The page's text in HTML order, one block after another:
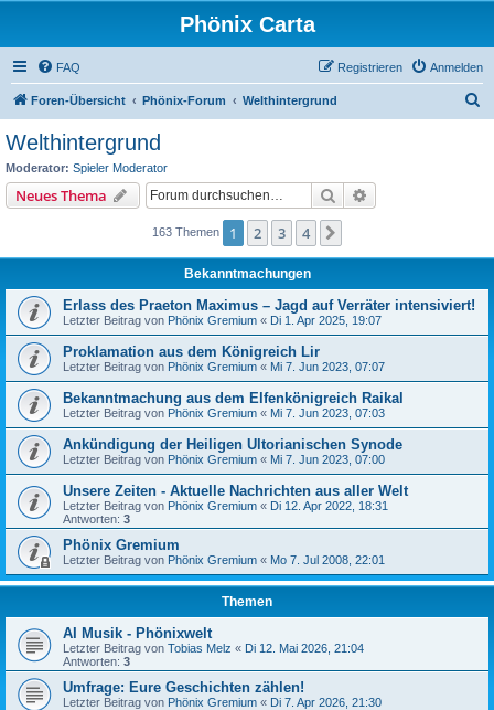
Phönix Carta
FAQ Anmelden
Registrieren
Foren-Übersicht Phönix-Forum Welthintergrund
Welthintergrund
Moderator: Spieler Moderator
Neues Thema Suche
163 Themen 1 2 3 4
Bekanntmachungen
Erlass des Praeton Maximus – Jagd auf Verräter intensiviert!
Letzter Beitrag von Phönix Gremium « Di 1. Apr 2025, 19:07
Proklamation aus dem Königreich Lir
Letzter Beitrag von Phönix Gremium « Mi 7. Jun 2023, 07:07
Bekanntmachung aus dem Elfenkönigreich Raikal
Letzter Beitrag von Phönix Gremium « Mi 7. Jun 2023, 07:03
Ankündigung der Heiligen Ultorianischen Synode
Letzter Beitrag von Phönix Gremium « Mi 7. Jun 2023, 07:00
Unsere Zeiten - Aktuelle Nachrichten aus aller Welt
Letzter Beitrag von Phönix Gremium « Di 12. Apr 2022, 18:31
Antworten: 3
Phönix Gremium
Letzter Beitrag von Phönix Gremium « Mo 7. Jul 2008, 22:01
Themen
AI Musik - Phönixwelt
Letzter Beitrag von Tobias Melz « Di 12. Mai 2026, 21:04
Antworten: 3
Umfrage: Eure Geschichten zählen!
Letzter Beitrag von Phönix Gremium « Di 7. Apr 2026, 21:30